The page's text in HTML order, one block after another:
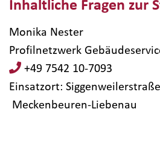
Inhaltliche Fragen zur
Monika Nester
Profilnetzwerk
+49 7542 10-7093
Einsatzort:
Meckenbeuren-Liebenau